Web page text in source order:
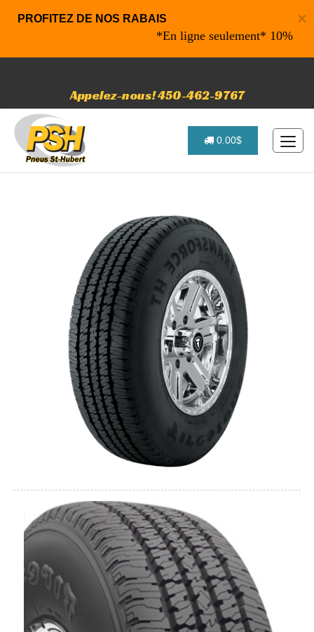
×
PROFITEZ DE NOS RABAIS
*En ligne seulement* 10% de
Appelez-nous! 450-462-9767
0.00$